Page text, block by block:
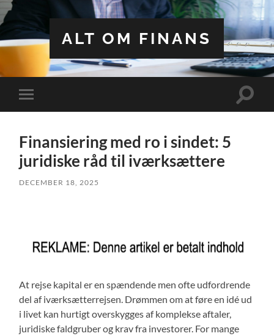
ALT OM FINANS
Toggle
mobile
Toggle
Finansiering med ro i sindet: 5
juridiske råd til iværksættere
DECEMBER 18, 2025
At rejse kapital er en spændende men ofte udfordrende
del af iværksætterrejsen. Drømmen om at føre en idé ud
i livet kan hurtigt overskygges af komplekse aftaler,
juridiske faldgruber og krav fra investorer. For mange